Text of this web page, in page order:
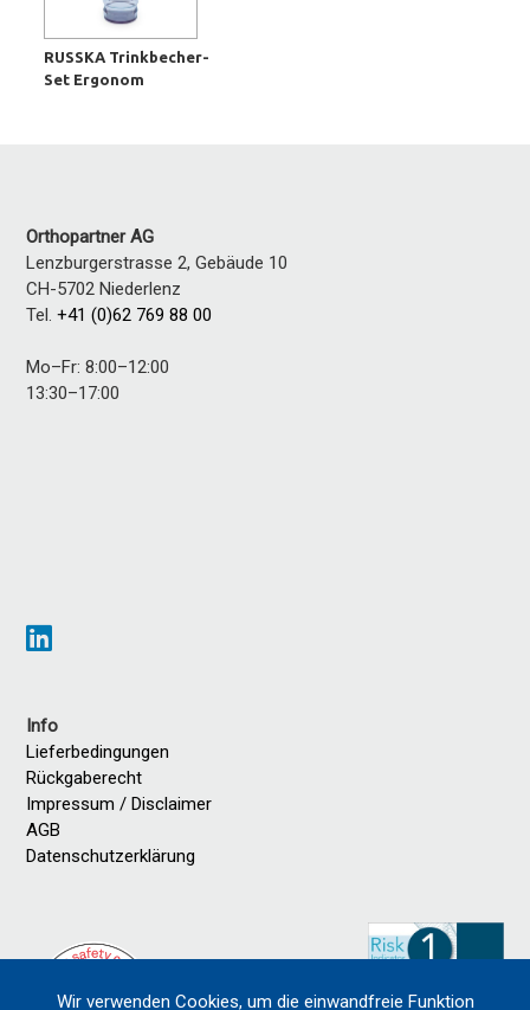
RUSSKA Trinkbecher-
Set Ergonom
Orthopartner AG
Lenzburgerstrasse 2, Gebäude 10
CH-5702 Niederlenz
Tel.+41 (0)62 769 88 00
Mo–Fr: 8:00–12:00
13:30–17:00
Info
Lieferbedingungen
Rückgaberecht
Impressum / Disclaimer
AGB
Datenschutzerklärung
Wir verwenden Cookies, um die einwandfreie Funktion